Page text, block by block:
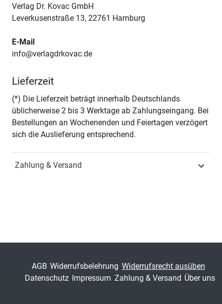
Verlag Dr. Kovac GmbH
Leverkusenstraße 13, 22761 Hamburg
E-Mail
info@verlagdrkovac.de
Lieferzeit
(*) Die Lieferzeit beträgt innerhalb Deutschlands
üblicherweise 2 bis 3 Werktage ab Zahlungseingang. Bei
Bestellungen an Wochenenden und Feiertagen verzögert
sich die Auslieferung entsprechend.
Zahlung & Versand
AGB Widerrufsbelehrung Widerrufsrecht ausüben
Datenschutz Impressum Zahlung & Versand Über uns